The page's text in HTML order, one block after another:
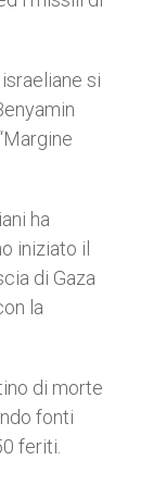
si
ha
iniziato il
di Gaza
la
di morte
fonti
feriti.